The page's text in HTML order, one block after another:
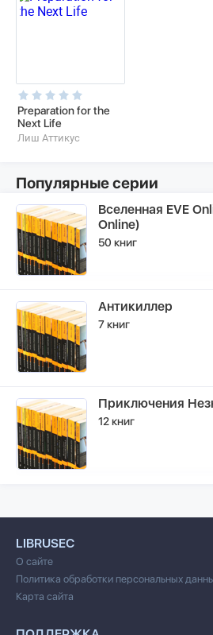
Preparation for the
Next Life
Лиш Аттикус
Популярные серии
Вселенная EVE
Online)
50 книг
Антикиллер
7 книг
Приключения
12 книг
LIBRUSEC
О сайте
Политика обработки персональных
Карта сайта